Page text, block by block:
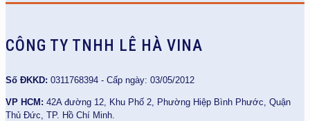
CÔNG TY TNHH LÊ HÀ VINA
Số ĐKKD: 0311768394 - Cấp ngày: 03/05/2012
VP HCM: 42A đường 12, Khu Phố 2, Phường Hiệp Bình Phước, Quận
Thủ Đức, TP. Hồ Chí Minh.